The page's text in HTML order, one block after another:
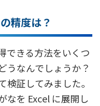
精度は？
できる方法をいくつ
うなんでしょうか？
証してみました。
なを Excel に展開し